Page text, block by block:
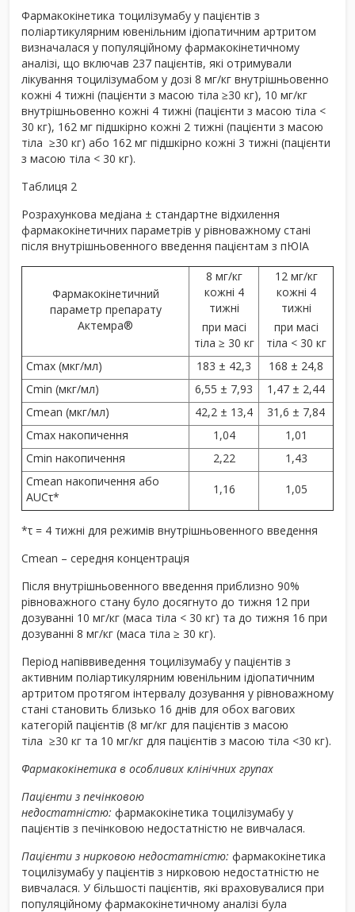
Фармакокінетика тоцилізумабу у пацієнтів з
поліартикулярним ювенільним ідіопатичним артритом
визначалася у популяційному фармакокінетичному
аналізі, що включав 237 пацієнтів, які отримували
лікування тоцилізумабом у дозі 8 мг/кг внутрішньовенно
кожні 4 тижні (пацієнти з масою тіла ≥30 кг), 10 мг/кг
внутрішньовенно кожні 4 тижні (пацієнти з масою тіла <
30 кг), 162 мг підшкірно кожні 2 тижні (пацієнти з масою
тіла ≥30 кг) або 162 мг підшкірно кожні 3 тижні (пацієнти
з масою тіла < 30 кг).
Таблиця 2
Розрахункова медіана ± стандартне відхилення
фармакокінетичних параметрів у рівноважному стані
після внутрішньовенного введення пацієнтам з пЮІА
Фармакокінетичний
параметр препарату
Актемра®
8 мг/кг
кожні 4
тижні
при масі
тіла ≥ 30 кг
12 мг/кг
кожні 4
тижні
при масі
тіла < 30 кг
Cmax (мкг/мл) 183 ± 42,3
168 ± 24,8
Cmin (мкг/мл) 6,55 ± 7,93
1,47 ± 2,44
Cmean (мкг/мл) 42,2 ± 13,4
31,6 ± 7,84
Cmax накопичення 1,04
1,01
Cmin накопичення 2,22
1,43
Cmean накопичення або
AUCτ*
1,16 1,05
*τ = 4 тижні для режимів внутрішньовенного введення
Cmean – середня концентрація
Після внутрішньовенного введення приблизно 90%
рівноважного стану було досягнуто до тижня 12 при
дозуванні 10 мг/кг (маса тіла < 30 кг) та до тижня 16 при
дозуванні 8 мг/кг (маса тіла ≥ 30 кг).
Період напіввиведення тоцилізумабу у пацієнтів з
активним поліартикулярним ювенільним ідіопатичним
артритом протягом інтервалу дозування у рівноважному
стані становить близько 16 днів для обох вагових
категорій пацієнтів (8 мг/кг для пацієнтів з масою
тіла ≥30 кг та 10 мг/кг для пацієнтів з масою тіла <30 кг).
Фармакокінетика в особливих клінічних групах
Пацієнти з печінковою
недостатністю: фармакокінетика тоцилізумабу у
пацієнтів з печінковою недостатністю не вивчалася.
Пацієнти з нирковою недостатністю: фармакокінетика
тоцилізумабу у пацієнтів з нирковою недостатністю не
вивчалася. У більшості пацієнтів, які враховувалися при
популяційному фармакокінетичному аналізі була